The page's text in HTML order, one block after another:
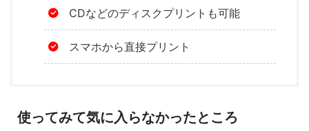
CDなどのディスクプリントも可能
スマホから直接プリント
使ってみて気に入らなかったところ